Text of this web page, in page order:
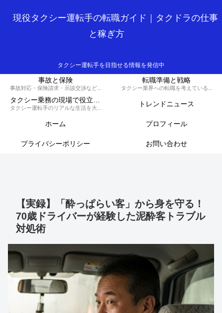
現役タクシー運転手の転職ガイド｜タクドラの仕事
と稼ぎ方
タクシー運転手を目指せる情報を発信中
事故と保険
事故対応・保険請求・示談交渉など、損しないための知識と対策を解説するカテゴリです。
転職準備と戦略
タクシー業界への転職を考えている方へ、履歴書の書き方や面接対策、必要な資格など、スムーズに転職を成功させるための戦略を解説します。
タクシー乗務の現場で役立つ実務集
タクシー運転手のリアルな生活を大公開！70歳現役ドライバーの晩御飯から転職のコツ、稼ぐノウハウ、トラブル回避術、外国人対応まで、タクシードライバーのライフスタイルをまるっとお届けします。 トレンドニュース
ホーム プロフィール
プライバシーポリシー お問い合わせ
【実録】「酔っぱらい客」から身を守る！
70歳ドライバーが経験した泥酔客トラブル
対処術